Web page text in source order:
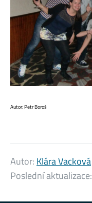
Autor: Petr Boroš
Autor: Klára Vacková
Poslední aktualizace: